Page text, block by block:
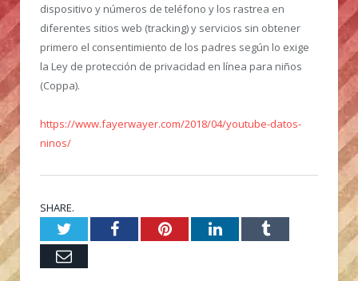
dispositivo y números de teléfono y los rastrea en
diferentes sitios web (tracking) y servicios sin obtener
primero el consentimiento de los padres según lo exige
la Ley de protección de privacidad en línea para niños
(Coppa).
https://www.fayerwayer.com/2018/04/youtube-datos-
ninos/
SHARE.
TwitterFacebookPinterestLinkedInTumblr
Email